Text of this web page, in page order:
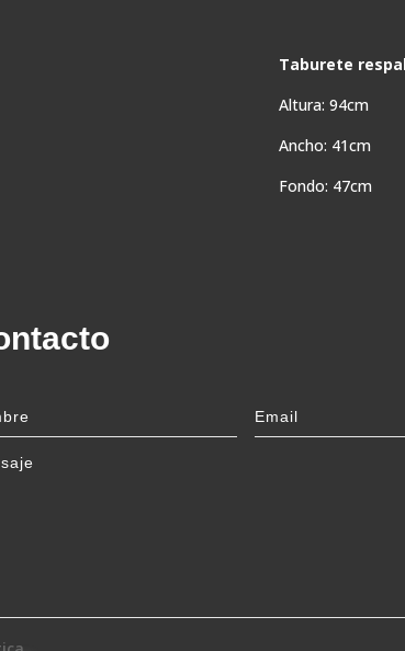
Taburete
Altura: 94cm
Ancho: 41cm
Fondo: 47cm